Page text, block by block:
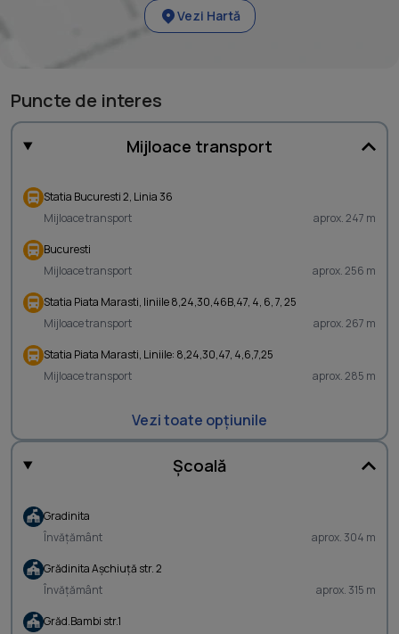
Vezi Hartă
Puncte de interes
Mijloace transport
Statia Bucuresti 2, Linia 36
Mijloace transport
aprox. 247 m
Bucuresti
Mijloace transport
aprox. 256 m
Statia Piata Marasti, liniile 8,24,30,46B,47, 4, 6, 7, 25
Mijloace transport
aprox. 267 m
Statia Piata Marasti, Liniile: 8,24,30,47, 4,6,7,25
Mijloace transport
aprox. 285 m
Vezi toate opțiunile
Școală
Gradinita
Învățământ
aprox. 304 m
Grădinita Aşchiuţă str. 2
Învățământ
aprox. 315 m
Grăd.Bambi str.1